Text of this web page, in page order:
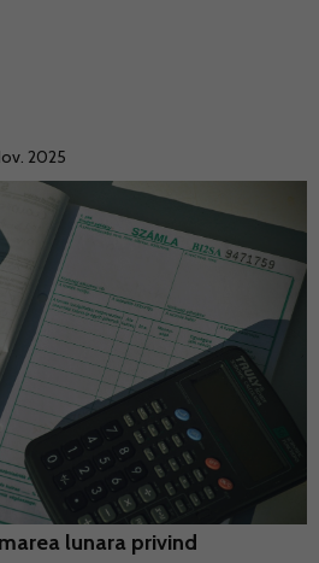
2025
lunara privind